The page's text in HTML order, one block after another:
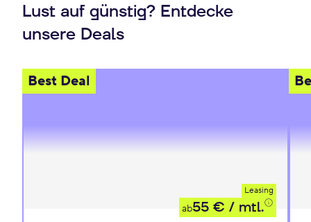
Lust auf günstig? Entdecke
unsere Deals
Best Deal
Leasing
ab55 € / mtl.